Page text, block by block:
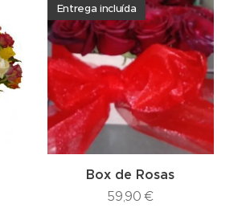
Box de Rosas
Entrega incluída
59,90 €